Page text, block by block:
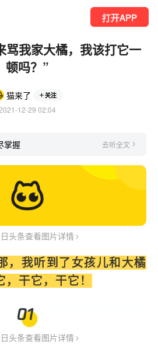
打开APP
骂我家大橘，我该打它一
顿吗？”
猫来了 关注
12-29 02:04
掌握 去听全文
头条查看图片详情
，我听到了女孩儿和大橘
干它，干它！
头条查看图片详情